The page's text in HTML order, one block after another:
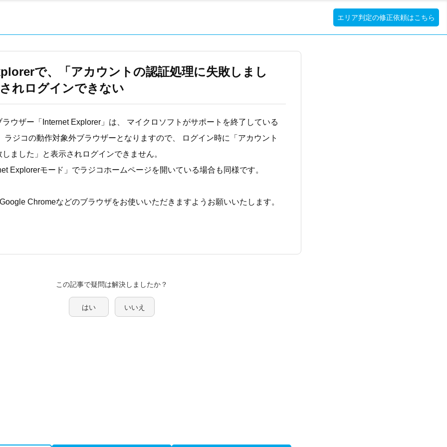
エリア判定の修正依頼はこちら
で、「アカウントの認証処理に失敗しまし
れログインできない
ウザー「Internet Explorer」は、 マイクロソフトがサポートを終了している
ラジコの動作対象外ブラウザーとなりますので、 ログイン時に「アカウント
ました」と表示されログインできません。
Explorerモード」でラジコホームページを開いている場合も同様です。
Chromeなどのブラウザをお使いいただきますようお願いいたします。
この記事で疑問は解決しましたか？
はい いいえ